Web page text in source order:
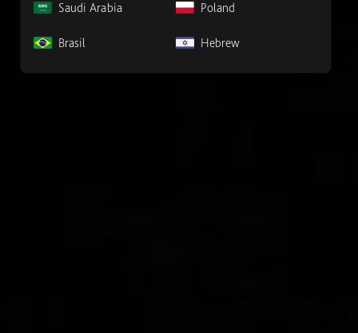
Saudi Arabia Poland
Brasil Hebrew